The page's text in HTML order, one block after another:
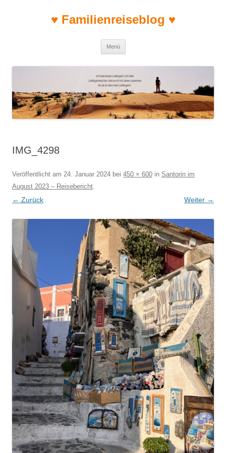
♥ Familienreiseblog ♥
Menü
IMG_4298
Veröffentlicht am 24. Januar 2024 bei 450 × 600 in Santorin im
August 2023 – Reisebericht.
← Zurück Weiter →